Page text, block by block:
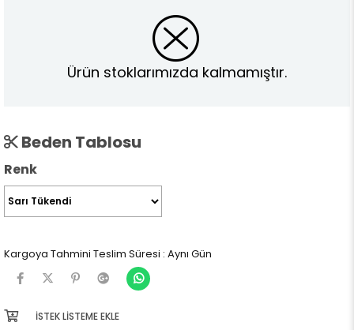
Ürün stoklarımızda kalmamıştır.
Beden Tablosu
Renk
Kargoya Tahmini Teslim Süresi : Aynı Gün
İSTEK LISTEME EKLE